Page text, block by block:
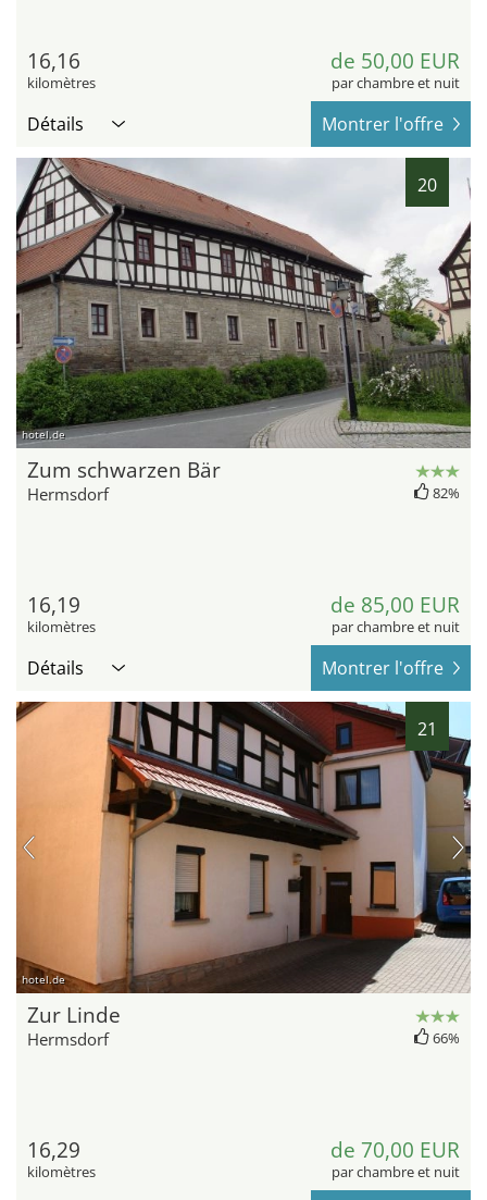
16,16
kilomètres
de 50,00 EUR
par chambre et nuit
Détails Montrer l'offre
20
hotel.de
Zum schwarzen Bär
Hermsdorf 82%
16,19
kilomètres
de 85,00 EUR
par chambre et nuit
Détails Montrer l'offre
21
hotel.de
Zur Linde
Hermsdorf 66%
16,29
kilomètres
de 70,00 EUR
par chambre et nuit